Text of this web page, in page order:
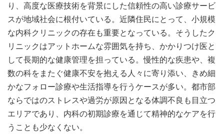
り、高度な医療技術を背景にした信頼性の高い診療サービ
スが地域社会に根付いている。近隣住民にとって、小規模
な内科クリニックの存在も重要となっている。そうしたク
リニックはアットホームな雰囲気を持ち、かかりつけ医と
して長期的な健康管理を担っている。慢性的な疾患や、複
数の科をまたぐ健康不安を抱える人々に寄り添い、きめ細
かなフォロー診療や生活指導を行うケースが多い。都市部
ならではのストレスや過労が原因となる体調不良も目立つ
エリアであり、内科の初期診療を通じて精神的なケアを行
うことも少なくない。